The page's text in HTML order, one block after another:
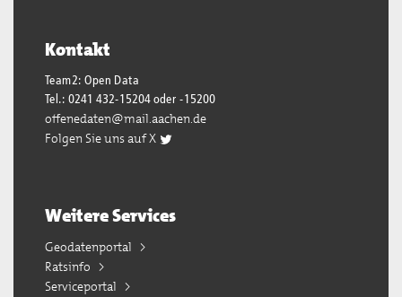
Kontakt
Team2: Open Data
Tel.: 0241 432-15204 oder -15200
offenedaten@mail.aachen.de
Folgen Sie uns auf X
Weitere Services
Geodatenportal
Ratsinfo
Serviceportal